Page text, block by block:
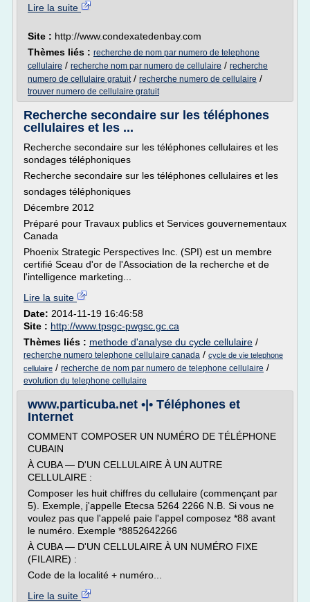
Lire la suite
Site : http://www.condexatedenbay.com
Thèmes liés : recherche de nom par numero de telephone
cellulaire / recherche nom par numero de cellulaire / recherche
numero de cellulaire gratuit/ recherche numero de cellulaire /
trouver numero de cellulaire gratuit
Recherche secondaire sur les téléphones
cellulaires et les ...
Recherche secondaire sur les téléphones cellulaires et les
sondages téléphoniques
Recherche secondaire sur les téléphones cellulaires et les
sondages téléphoniques
Décembre 2012
Préparé pour Travaux publics et Services gouvernementaux
Canada
Phoenix Strategic Perspectives Inc. (SPI) est un membre
certifié Sceau d'or de l'Association de la recherche et de
l'intelligence marketing...
Lire la suite
Date: 2014-11-19 16:46:58
Site : http://www.tpsgc-pwgsc.gc.ca
Thèmes liés : methode d'analyse du cycle cellulaire /
recherche numero telephone cellulaire canada / cycle de vie telephone
cellulaire / recherche de nom par numero de telephone cellulaire /
evolution du telephone cellulaire
www.particuba.net •|• Téléphones et
Internet
COMMENT COMPOSER UN NUMÉRO DE TÉLÉPHONE
CUBAIN
À CUBA — D'UN CELLULAIRE À UN AUTRE
CELLULAIRE :
Composer les huit chiffres du cellulaire (commençant par
5). Exemple, j'appelle Etecsa 5264 2266 N.B. Si vous ne
voulez pas que l'appelé paie l'appel composez *88 avant
le numéro. Exemple *8852642266
À CUBA — D'UN CELLULAIRE À UN NUMÉRO FIXE
(FILAIRE) :
Code de la localité + numéro...
Lire la suite